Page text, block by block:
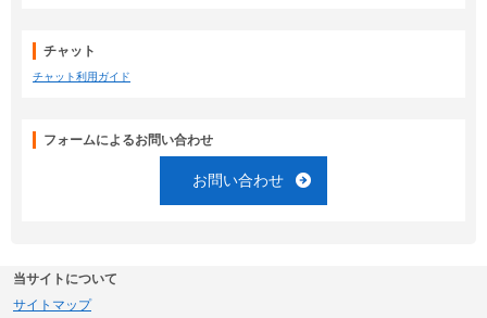
チャット
チャット利用ガイド
フォームによるお問い合わせ
お問い合わせ
当サイトについて
サイトマップ